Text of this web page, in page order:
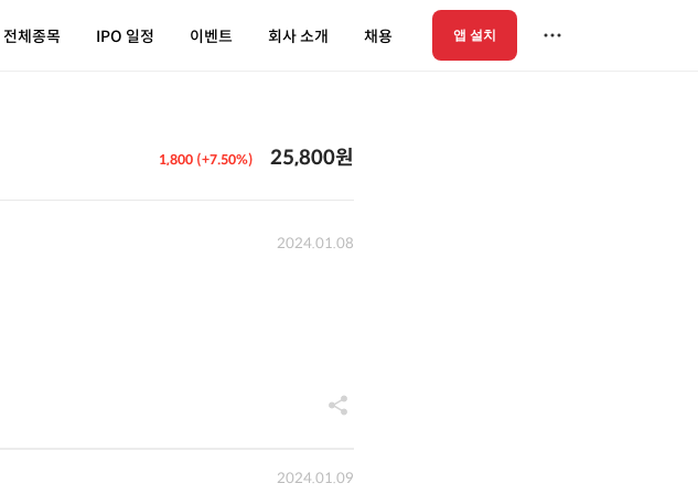
전체종목 IPO 일정 이벤트 회사 소개 채용 앱 설치
1,800 (+7.50%) 25,800원
2024.01.08
2024.01.09